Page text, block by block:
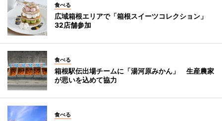
食べる
広域箱根エリアで「箱根スイーツコレクション」
32店舗参加
食べる
箱根駅伝出場チームに「湯河原みかん」 生産農家
が思いを込めて協力
食べる